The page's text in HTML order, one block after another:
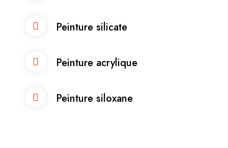
Peinture silicate
Peinture acrylique
Peinture siloxane